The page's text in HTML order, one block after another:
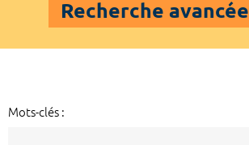
Recherche avancée
Mots-clés :